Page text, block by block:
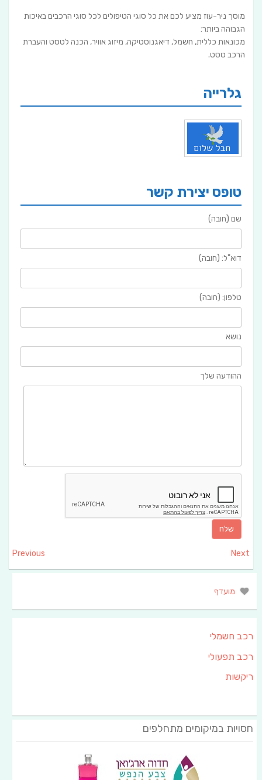
מוסך ניר-עוז מציע לכם את כל סוגי הטיפולים לכל סוגי הרכבים באיכות
הגבוהה ביותר:
מכונאות כללית, חשמל, דיאגנוסטיקה, מיזוג אוויר, הכנה לטסט והעברת
הרכב טסט.
גלרייה
טופס יצירת קשר
שם (חובה)
דוא"ל: (חובה)
טלפון: (חובה)
נושא
ההודעה שלך
Previous Next
מועדף
רכב חשמלי
רכב תפעולי
ריקשות
חסויות במיקומים מתחלפים